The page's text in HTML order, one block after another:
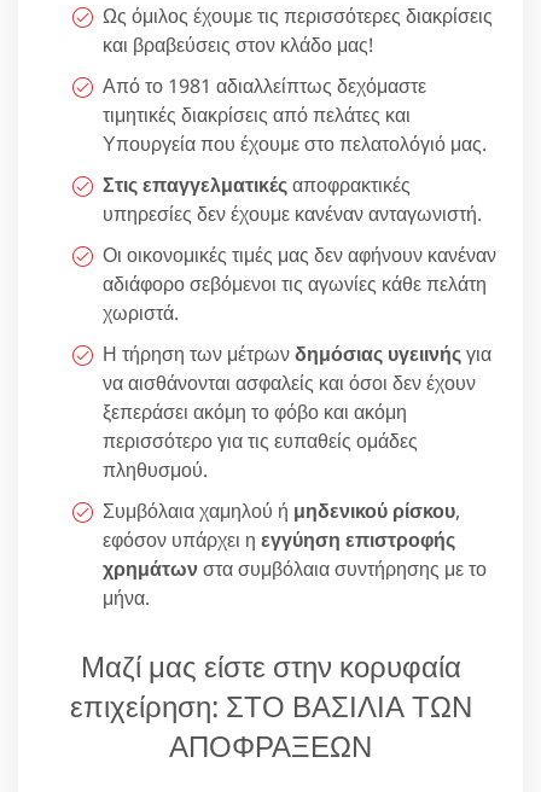
Ως όμιλος έχουμε τις περισσότερες διακρίσεις
και βραβεύσεις στον κλάδο μας!
Από το 1981 αδιαλλείπτως δεχόμαστε
τιμητικές διακρίσεις από πελάτες και
Υπουργεία που έχουμε στο πελατολόγιό μας.
Στις επαγγελματικέςαποφρακτικές
υπηρεσίες δεν έχουμε κανέναν ανταγωνιστή.
Οι οικονομικές τιμές μας δεν αφήνουν κανέναν
αδιάφορο σεβόμενοι τις αγωνίες κάθε πελάτη
χωριστά.
Η τήρηση των μέτρωνδημόσιας υγειινήςγια
να αισθάνονται ασφαλείς και όσοι δεν έχουν
ξεπεράσει ακόμη το φόβο και ακόμη
περισσότερο για τις ευπαθείς ομάδες
πληθυσμού.
Συμβόλαια χαμηλού ή μηδενικού ρίσκου,
εφόσον υπάρχει η εγγύηση επιστροφής
χρημάτωνστα συμβόλαια συντήρησης με το
μήνα.
Μαζί μας είστε στην κορυφαία
επιχείρηση: ΣΤΟ ΒΑΣΙΛΙΑ ΤΩΝ
ΑΠΟΦΡΑΞΕΩΝ